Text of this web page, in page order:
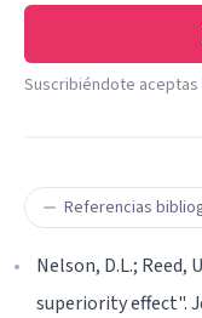
Suscribiéndote
Referencias
Nelson, D.L.; Reed,
superiority effect".